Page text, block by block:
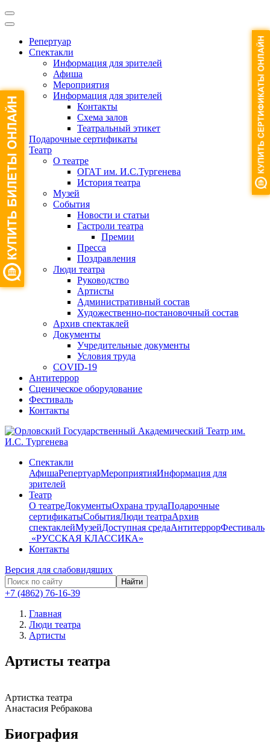
Репертуар
Спектакли
Информация для зрителей
Афиша
Мероприятия
Информация для зрителей
Контакты
Схема залов
Театральный этикет
Подарочные сертификаты
Театр
О театре
ОГАТ им. И.С.Тургенева
История театра
Музей
События
Новости и статьи
Гастроли театра
Премии
Пресса
Поздравления
Люди театра
Руководство
Артисты
Административный состав
Художественно-постановочный состав
Архив спектаклей
Документы
Учредительные документы
Условия труда
COVID-19
Антитеррор
Сценическое оборудование
Фестиваль
Контакты
Спектакли
АфишаРепертуарМероприятияИнформация для
зрителей
Театр
О театреДокументыОхрана трудаПодарочные
сертификатыСобытияЛюди театраАрхив
спектаклейМузейДоступная средаАнтитеррорФестиваль
​ «РУССКАЯ КЛАССИКА»
Контакты
Версия для слабовидящих
Найти
+7 (4862) 76-16-39
Главная
Люди театра
Артисты
Артисты театра
Артистка театра
Анастасия Ребракова
Биография